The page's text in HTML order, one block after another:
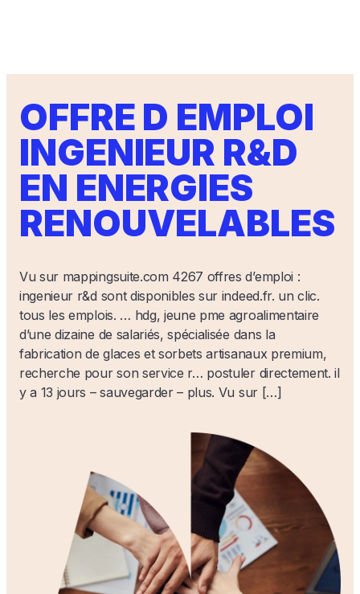
OFFRE D EMPLOI
INGENIEUR R&D
EN ENERGIES
RENOUVELABLES
Vu sur mappingsuite.com 4267 offres d’emploi :
ingenieur r&d sont disponibles sur indeed.fr. un clic.
tous les emplois. … hdg, jeune pme agroalimentaire
d’une dizaine de salariés, spécialisée dans la
fabrication de glaces et sorbets artisanaux premium,
recherche pour son service r… postuler directement. il
y a 13 jours – sauvegarder – plus. Vu sur […]